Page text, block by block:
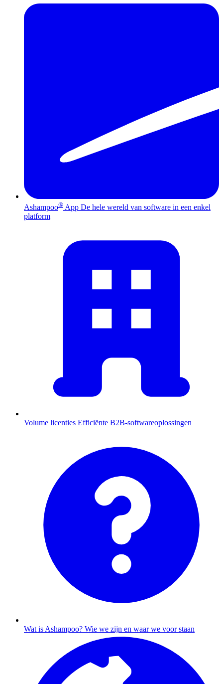
Ashampoo® App De hele wereld van software in een enkel
platform
Volume licenties Efficiënte B2B-softwareoplossingen
Wat is Ashampoo? Wie we zijn en waar we voor staan